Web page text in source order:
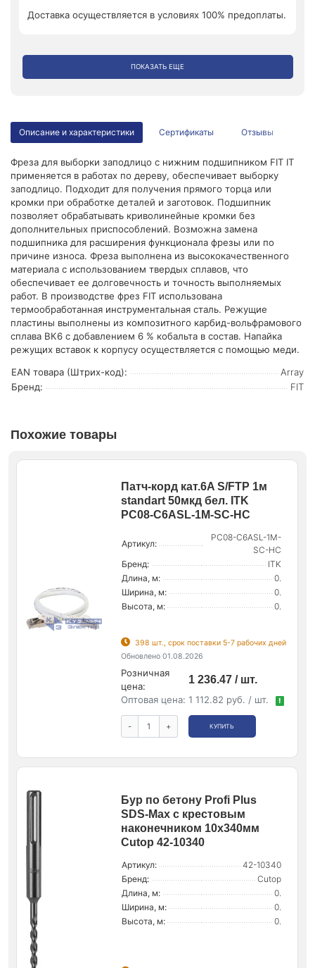
Доставка осуществляется в условиях 100% предоплаты.
ПОКАЗАТЬ ЕЩЕ
Описание и характеристики Сертификаты Отзывы
Фреза для выборки заподлицо с нижним подшипником FIT IT
применяется в работах по дереву, обеспечивает выборку
заподлицо. Подходит для получения прямого торца или
кромки при обработке деталей и заготовок. Подшипник
позволяет обрабатывать криволинейные кромки без
дополнительных приспособлений. Возможна замена
подшипника для расширения функционала фрезы или по
причине износа. Фреза выполнена из высококачественного
материала с использованием твердых сплавов, что
обеспечивает ее долговечность и точность выполняемых
работ. В производстве фрез FIT использована
термообработанная инструментальная сталь. Режущие
пластины выполнены из композитного карбид-вольфрамового
сплава ВК6 с добавлением 6 % кобальта в состав. Напайка
режущих вставок к корпусу осуществляется с помощью меди.
EAN товара (Штрих-код):
Array
Бренд:
FIT
Похожие товары
Патч-корд кат.6A S/FTP 1м
standart 50мкд бел. ITK
PC08-C6ASL-1M-SC-HC
Артикул:
PC08-C6ASL-1M-
SC-HC
Бренд:
ITK
Длина, м:
0.
Ширина, м:
0.
Высота, м:
0.
398 шт., срок поставки 5-7 рабочих дней
Обновлено 01.08.2026
Розничная
цена:
1 236.47 / шт.
Оптовая цена: 1 112.82 руб. / шт. !
- + КУПИТЬ
Бур по бетону Profi Plus
SDS-Max с крестовым
наконечником 10х340мм
Cutop 42-10340
Артикул:
42-10340
Бренд:
Cutop
Длина, м:
0.
Ширина, м:
0.
Высота, м:
0.